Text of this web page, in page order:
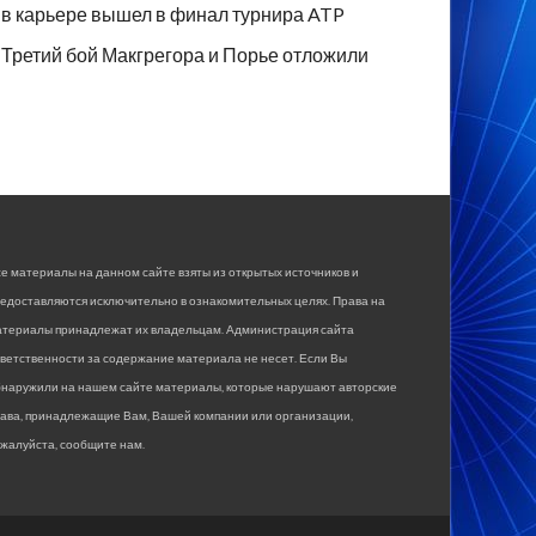
в карьере вышел в финал турнира ATP
Третий бой Макгрегора и Порье отложили
материалы на данном сайте взяты из открытых источников и
исключительно в ознакомительных целях. Права на
принадлежат их владельцам. Администрация сайта
за содержание материала не несет. Если Вы
на нашем сайте материалы, которые нарушают авторские
принадлежащие Вам, Вашей компании или организации,
сообщите нам.